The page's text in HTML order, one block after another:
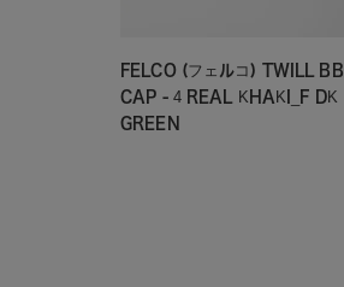
FELCO (フェルコ) TWILL BB
CAP - 4 REAL KHAKI_F DK
GREEN